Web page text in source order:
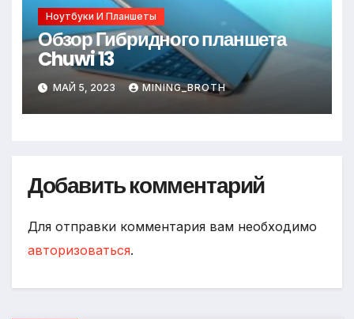
Ноутбуки И Планшеты
Обзор Гибридного планшета
Chuwi 13
МАЙ 5, 2023 MINING_BROTH
Добавить комментарий
Для отправки комментария вам необходимо
авторизоваться.